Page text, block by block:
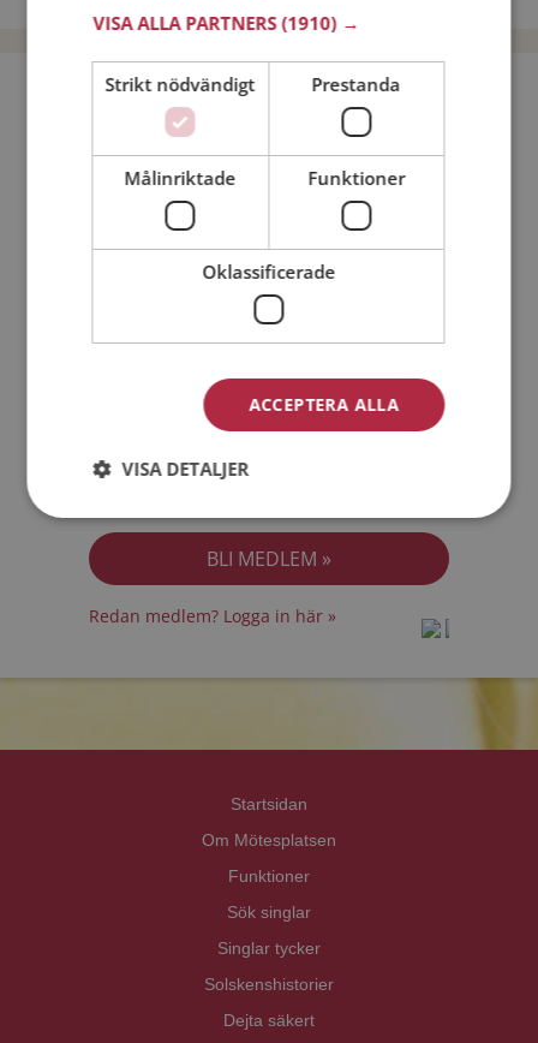
Bli medlem utan kostnad!
Jag är en: Man Kvinna
Min ålder:
Jag accepterarMedlemsvillkoren
Redan medlem? Logga in här »
Startsidan
Om Mötesplatsen
Funktioner
Sök singlar
Singlar tycker
Solskenshistorier
Dejta säkert
VISA ALLA PARTNERS(1910) →
Strikt nödvändigt Prestanda
Målinriktade Funktioner
Oklassificerade
ACCEPTERA ALLA
VISA DETALJER